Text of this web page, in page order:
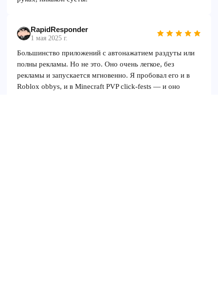
RapidResponder
1 мая 2025 г.
Большинство приложений с автонажатием раздуты или
полны рекламы. Но не это. Оно очень легкое, без
рекламы и запускается мгновенно. Я пробовал его и в
Roblox obbys, и в Minecraft PVP click-fests — и оно